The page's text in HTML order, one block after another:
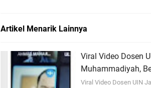
Artikel Menarik Lainnya
Viral Video Dosen
Muhammadiyah,
Viral Video Dosen UIN